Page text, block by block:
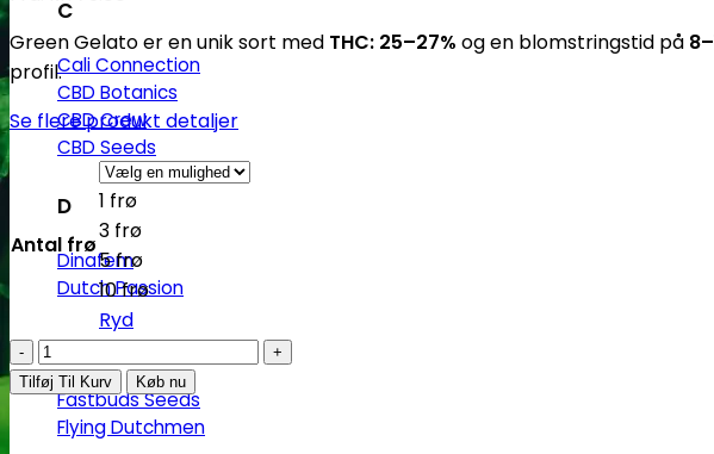
C
Cali Connection
CBD Botanics
CBD Crew
CBD Seeds
D
Dinafem
Dutch Passion
F
Fastbuds Seeds
Flying Dutchmen
Green Gelato er en unik sort med THC: 25–27% og en blomstringstid på
profil.
Se flere produkt detaljer
Antal frø
1 frø
3 frø
5 frø
10 frø
Ryd
Green
Gelato
autoblomstrende
Tilføj Til Kurv Køb nu